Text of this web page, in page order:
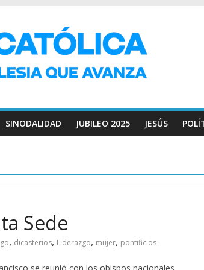
SINODALIDAD JUBILEO 2025 JESÚS
Sede
, dicasterios, Liderazgo, mujer, pontificios